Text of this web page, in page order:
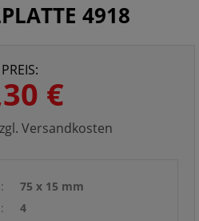
4918
PREIS:
€
Versandkosten
75 x 15 mm
4